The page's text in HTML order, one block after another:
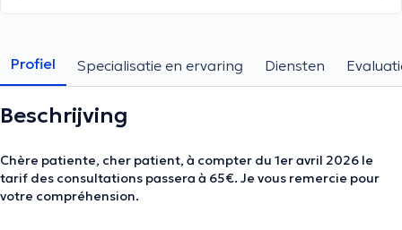
Profiel Specialisatie en ervaring Diensten
Beschrijving
Chère patiente, cher patient, à compter du 1er avril 2026 le
tarif des consultations passera à 65€. Je vous remercie pour
votre compréhension.